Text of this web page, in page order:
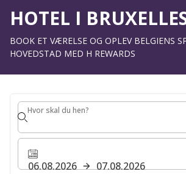
HOTEL I
BOOK ET VÆRELSE OG OPLEV BELGIENS
HOVEDSTAD MED H REWARDS
Hvor skal du hen?
Hvor skal du hen?
06.08.2026
07.08.2026